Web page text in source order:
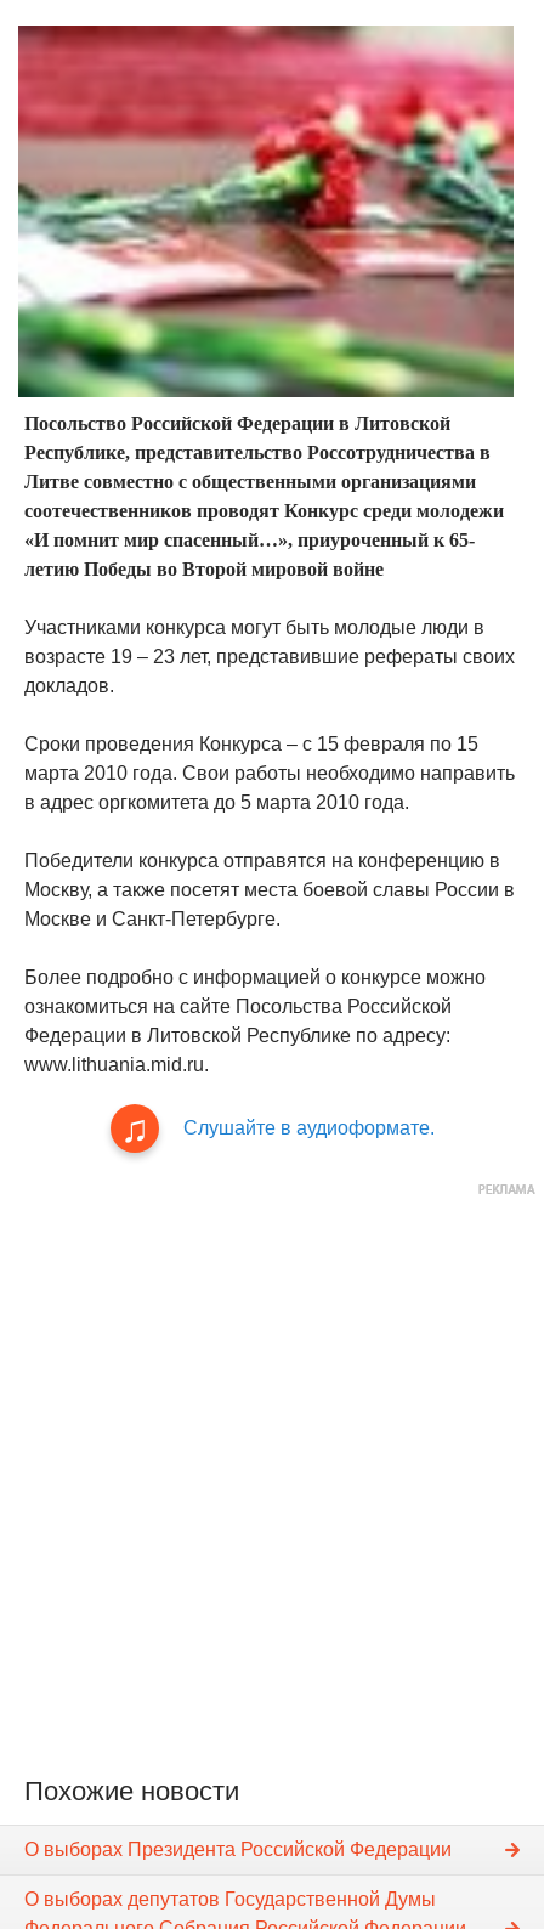
Посольство Российской Федерации в Литовской
Республике, представительство Россотрудничества в
Литве совместно с общественными организациями
соотечественников проводят Конкурс среди молодежи
«И помнит мир спасенный…», приуроченный к 65-
летию Победы во Второй мировой войне
Участниками конкурса могут быть молодые люди в
возрасте 19 – 23 лет, представившие рефераты своих
докладов.
Сроки проведения Конкурса – с 15 февраля по 15
марта 2010 года. Свои работы необходимо направить
в адрес оргкомитета до 5 марта 2010 года.
Победители конкурса отправятся на конференцию в
Москву, а также посетят места боевой славы России в
Москве и Санкт-Петербурге.
Более подробно с информацией о конкурсе можно
ознакомиться на сайте Посольства Российской
Федерации в Литовской Республике по адресу:
www.lithuania.mid.ru.
Слушайте в аудиоформате.
Похожие новости
О выборах Президента Российской Федерации
О выборах депутатов Государственной Думы